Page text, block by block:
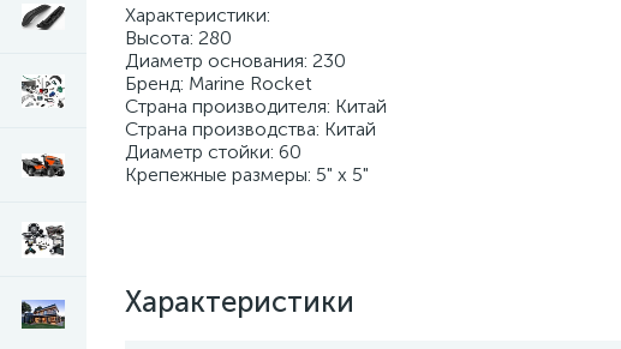
Характеристики:
Высота: 280
Диаметр основания: 230
Бренд: Marine Rocket
Страна производителя: Китай
Страна производства: Китай
Диаметр стойки: 60
Крепежные размеры: 5" х 5"
Характеристики